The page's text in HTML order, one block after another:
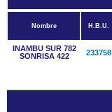
Nombre H.B.U.
INAMBU SUR 782
SONRISA 422
233758